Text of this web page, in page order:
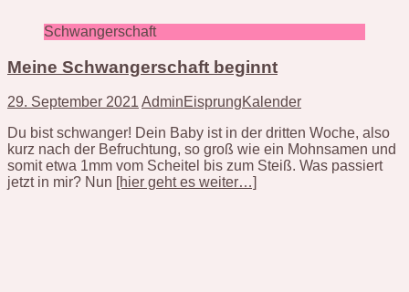
Schwangerschaft
Meine Schwangerschaft beginnt
29. September 2021 AdminEisprungKalender
Du bist schwanger! Dein Baby ist in der dritten Woche, also
kurz nach der Befruchtung, so groß wie ein Mohnsamen und
somit etwa 1mm vom Scheitel bis zum Steiß. Was passiert
jetzt in mir? Nun [hier geht es weiter…]